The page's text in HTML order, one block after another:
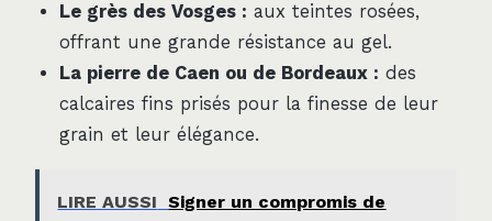
Le grès des Vosges : aux teintes rosées,
offrant une grande résistance au gel.
La pierre de Caen ou de Bordeaux : des
calcaires fins prisés pour la finesse de leur
grain et leur élégance.
LIRE AUSSI
Signer un compromis de